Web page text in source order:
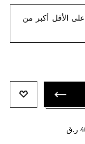
اطلب مقاس ١ على الأقل أكبر من